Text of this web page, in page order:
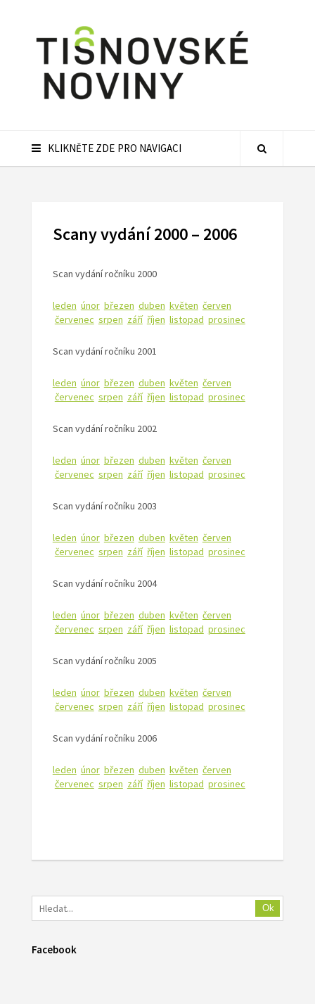
KLIKNĚTE ZDE PRO NAVIGACI
Scany vydání 2000 – 2006
Scan vydání ročníku 2000
leden únor březen duben květen červen
červenec srpen září říjen listopad prosinec
Scan vydání ročníku 2001
leden únor březen duben květen červen
červenec srpen září říjen listopad prosinec
Scan vydání ročníku 2002
leden únor březen duben květen červen
červenec srpen září říjen listopad prosinec
Scan vydání ročníku 2003
leden únor březen duben květen červen
červenec srpen září říjen listopad prosinec
Scan vydání ročníku 2004
leden únor březen duben květen červen
červenec srpen září říjen listopad prosinec
Scan vydání ročníku 2005
leden únor březen duben květen červen
červenec srpen září říjen listopad prosinec
Scan vydání ročníku 2006
leden únor březen duben květen červen
červenec srpen září říjen listopad prosinec
Ok
Facebook